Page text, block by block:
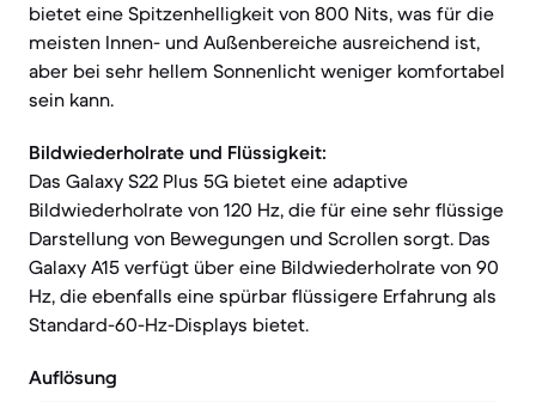
bietet eine Spitzenhelligkeit von 800 Nits, was für die
meisten Innen- und Außenbereiche ausreichend ist,
aber bei sehr hellem Sonnenlicht weniger komfortabel
sein kann.
Bildwiederholrate und Flüssigkeit:
Das Galaxy S22 Plus 5G bietet eine adaptive
Bildwiederholrate von 120 Hz, die für eine sehr flüssige
Darstellung von Bewegungen und Scrollen sorgt. Das
Galaxy A15 verfügt über eine Bildwiederholrate von 90
Hz, die ebenfalls eine spürbar flüssigere Erfahrung als
Standard-60-Hz-Displays bietet.
Auflösung